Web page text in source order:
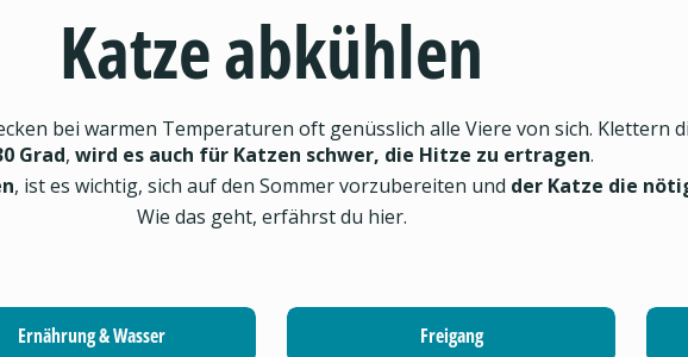
Katze abkühlen
bei warmen Temperaturen oft genüsslich alle Viere von sich. Klettern
Grad, wird es auch für Katzen schwer, die Hitze zu ertragen.
, ist es wichtig, sich auf den Sommer vorzubereiten und der Katze die
Wie das geht, erfährst du hier.
Ernährung & Wasser Freigang